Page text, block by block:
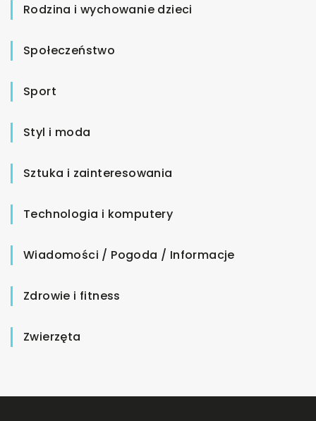
Rodzina i wychowanie dzieci
Społeczeństwo
Sport
Styl i moda
Sztuka i zainteresowania
Technologia i komputery
Wiadomości / Pogoda / Informacje
Zdrowie i fitness
Zwierzęta